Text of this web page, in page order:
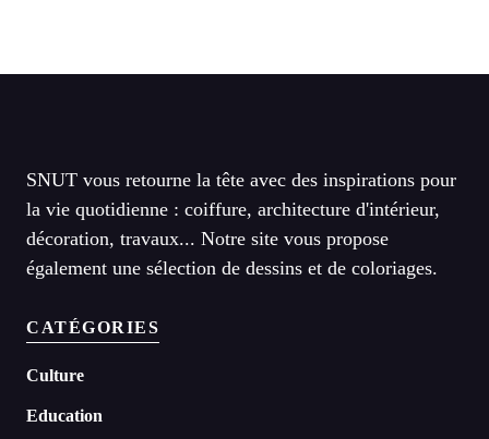
SNUT vous retourne la tête avec des inspirations pour
la vie quotidienne : coiffure, architecture d'intérieur,
décoration, travaux... Notre site vous propose
également une sélection de dessins et de coloriages.
CATÉGORIES
Culture
Education